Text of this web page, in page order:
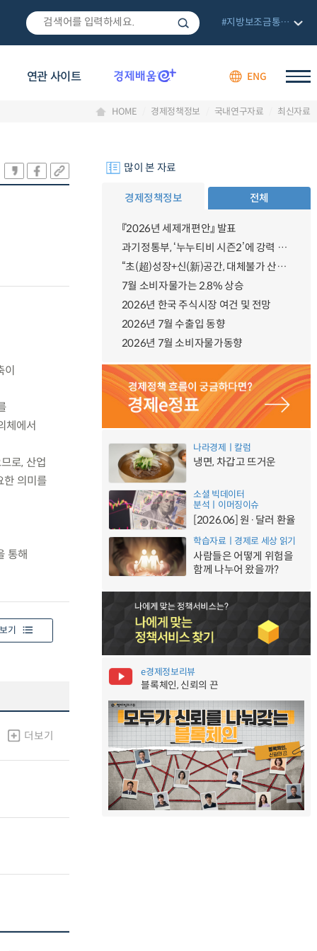
연관 사이트 ENG
#지방보조금통합관리망
HOME 경제정책정보 국내연구자료 최신자료
체에서
로, 산업
한 의미를
통해
기
더보기
많이 본 자료
경제정책정보 전체
『2026년 세제개편안』 발표
과기정통부, ‘누누티비 시즌2’에 강력 대응 의지 밝혀
“초(超)성장+신(新)공간, 대체불가 산업강국”
7월 소비자물가는 2.8% 상승
2026년 한국 주식시장 여건 및 전망
2026년 7월 수출입 동향
2026년 7월 소비자물가동향
나라경제ㅣ칼럼
냉면, 차갑고 뜨거운
소셜 빅데이터
분석ㅣ이머징이슈
[2026.06] 원·달러 환율
학습자료ㅣ경제로 세상 읽기
사람들은 어떻게 위험을
함께 나누어 왔을까?
e경제정보리뷰
블록체인, 신뢰의 끈